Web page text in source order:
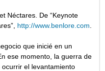
Néctares. De “Keynote
http://www.benlore.com
que inicié en un
ese momento, la guerra de
el levantamiento